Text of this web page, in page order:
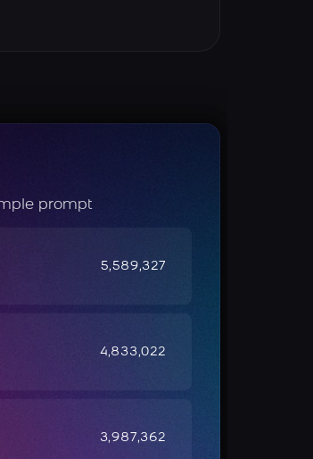
prompt
5,589,327
4,833,022
3,987,362